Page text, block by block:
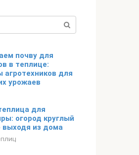
почву для
в теплице:
агротехников для
урожаев
для
огород круглый
выходя из дома